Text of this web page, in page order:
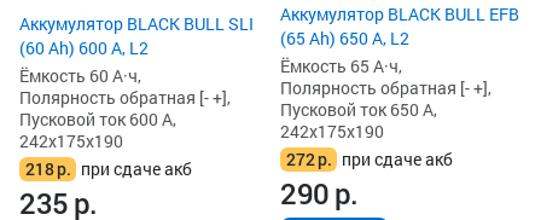
Аккумулятор BLACK BULL SLI
(60 Ah) 600 А, L2
Ёмкость 60 А·ч,
Полярность обратная [- +],
Пусковой ток 600 А,
242x175x190
218р. при сдаче акб
235р.
Аккумулятор BLACK BULL EFB
(65 Ah) 650 А, L2
Ёмкость 65 А·ч,
Полярность обратная [- +],
Пусковой ток 650 А,
242x175x190
272р. при сдаче акб
290р.